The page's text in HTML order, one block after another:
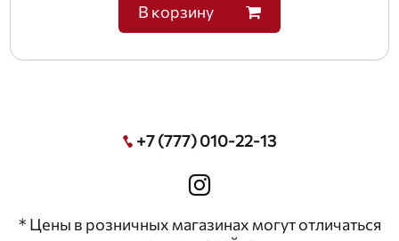
В корзину
+7 (777) 010-22-13
* Цены в розничных магазинах могут отличаться